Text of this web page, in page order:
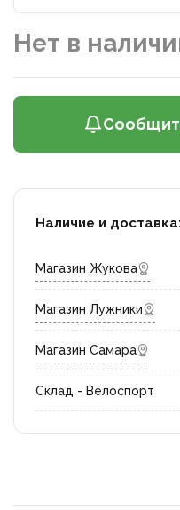
Нет в
Наличие и доставка:
Магазин Жукова
Магазин Лужники
Магазин Самара
Склад - Велоспорт